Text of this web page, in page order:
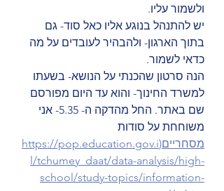
ולשמור עליו.
יש להתנהל בנוגע אליו כאל סוד- גם
בתוך הארגון- ולהבהיר לעובדים על מה
כדאי לשמור.
הנה סרטון שהכנתי על הנושא- בשעתו
למשרד החינוך- והוא עד היום מפורסם
שם באתר. החל מהדקה ה- 5.35- אני
משוחחת על סודות
מסחריים(https://pop.education.gov.i
l/tchumey_daat/data-analysis/high-
school/study-topics/information-